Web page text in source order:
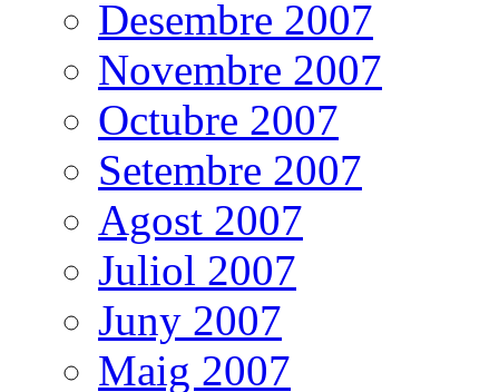
Desembre 2007
Novembre 2007
Octubre 2007
Setembre 2007
Agost 2007
Juliol 2007
Juny 2007
Maig 2007